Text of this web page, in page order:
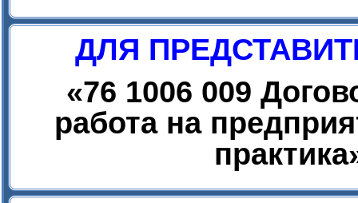
ДЛЯ
«76 1006 009
работа на
практика